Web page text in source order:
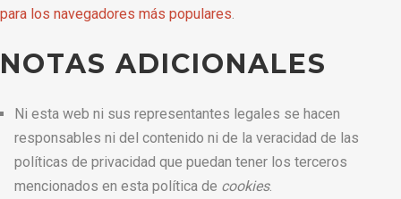
para los navegadores más populares.
NOTAS ADICIONALES
Ni esta web ni sus representantes legales se hacen
responsables ni del contenido ni de la veracidad de las
políticas de privacidad que puedan tener los terceros
mencionados en esta política de cookies.